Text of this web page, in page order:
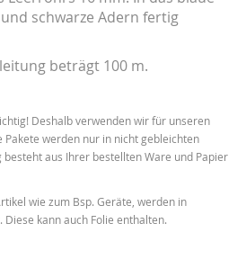
schwarze Adern fertig
beträgt 100 m.
Deshalb verwenden wir für unseren
Pakete werden nur in nicht gebleichten
besteht aus Ihrer bestellten Ware und Papier
wie zum Bsp. Geräte, werden in
kann auch Folie enthalten.